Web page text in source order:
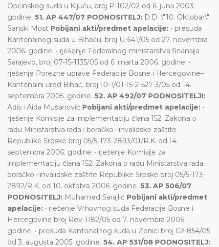
Općinskog suda u Ključu, broj P-102/02 od 6. juna 2003.
godine. 51. AP 447/07 PODNOSITELJ: D.D. \"10. Oktobar\"
Sanski Most Pobijani akti/predmet apelacije: • presuda
Kantonalnog suda u Bihaću, broj U-641/05 od 27. novembra
2006. godine; • rješenje Federalnog ministarstva finansija
Sarajevo, broj 07-15-1135/05 od 6. marta 2006. godine; •
rješenje Porezne uprave Federacije Bosne i Hercegovine–
Kantonalni ured Bihać, broj 10-1/01-15-2-527-3/05 od 14.
septembra 2005. godine. 52. AP 492/07 PODNOSITELJI:
Adis i Aida Mušanović Pobijani akti/predmet apelacije: •
rješenje Komisije za implementaciju člana 152. Zakona o
radu Ministarstva rada i boračko –invalidske zaštite
Republike Srpske broj 05/5-173-2893/01/R.K. od 14.
septembra 2006. godine. • rješenje Komisije za
implementaciju člana 152. Zakona o radu Ministarstva rada i
boračko –invalidske zaštite Republike Srpske broj 05/5-173-
2892/R.K. od 10. oktobra 2006. godine. 53. AP 506/07
PODNOSITELJ: Muhamed Sarajlić Pobijani akti/predmet
apelacije: • rješenje Vrhovnog suda Federacije Bosne i
Hercegovine broj Rev-1182/05 od 7. novembra 2006.
godine; • presuda Kantonalnog suda u Zenici broj Gž-854/05
od 3. augusta 2005. godine. 54. AP 531/08 PODNOSITELJ: